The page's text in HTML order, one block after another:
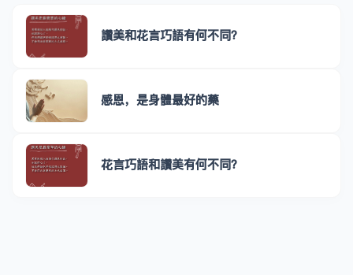
讚美和花言巧語有何不同？
感恩，是身體最好的藥
花言巧語和讚美有何不同？